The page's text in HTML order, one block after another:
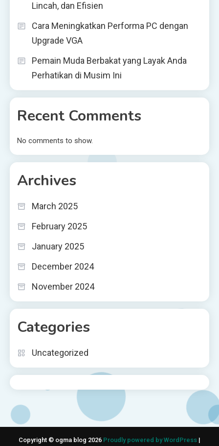
Lincah, dan Efisien
Cara Meningkatkan Performa PC dengan
Upgrade VGA
Pemain Muda Berbakat yang Layak Anda
Perhatikan di Musim Ini
Recent Comments
No comments to show.
Archives
March 2025
February 2025
January 2025
December 2024
November 2024
Categories
Uncategorized
Copyright © ogma blog 2026 Proudly powered by WordPress |